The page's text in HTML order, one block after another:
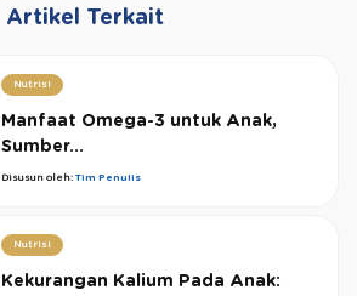
Artikel Terkait
Nutrisi
Manfaat Omega-3 untuk Anak,
Sumber...
Disusun oleh: Tim Penulis
Nutrisi
Kekurangan Kalium Pada Anak: